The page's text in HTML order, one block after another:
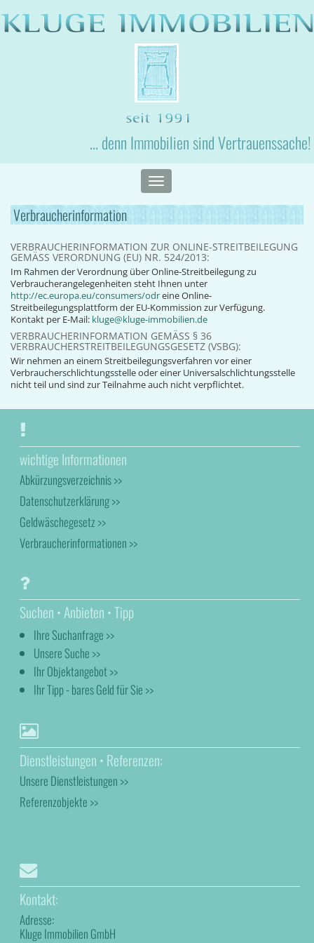
... denn Immobilien sind Vertrauenssache!
Toggle
navigation
Verbraucherinformation
VERBRAUCHERINFORMATION ZUR ONLINE-STREITBEILEGUNG
GEMÄSS VERORDNUNG (EU) NR. 524/2013:
Im Rahmen der Verordnung über Online-Streitbeilegung zu
Verbraucherangelegenheiten steht Ihnen unter
http://ec.europa.eu/consumers/odreine Online-
Streitbeilegungsplattform der EU-Kommission zur Verfügung.
Kontakt per E-Mail: kluge@kluge-immobilien.de
VERBRAUCHERINFORMATION GEMÄSS § 36 V
ERBRAUCHERSTREITBEILEGUNGSGESETZ (VSBG):
Wir nehmen an einem Streitbeilegungsverfahren vor einer
Verbraucherschlichtungsstelle oder einer Universalschlichtungsstelle
nicht teil und sind zur Teilnahme auch nicht verpflichtet.
wichtige Informationen
Abkürzungsverzeichnis >>
Datenschutzerklärung >>
Geldwäschegesetz >>
Verbraucherinformationen >>
Suchen • Anbieten • Tipp
Ihre Suchanfrage >>
Unsere Suche >>
Ihr Objektangebot >>
Ihr Tipp - bares Geld für Sie >>
Dienstleistungen • Referenzen:
Unsere Dienstleistungen >>
Referenzobjekte >>
Kontakt:
Adresse:
Kluge Immobilien GmbH